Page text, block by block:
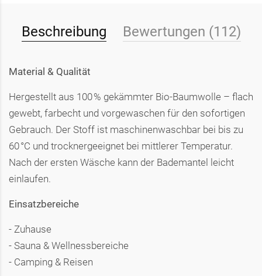
Beschreibung Bewertungen (112)
Material & Qualität
Hergestellt aus 100 % gekämmter Bio-Baumwolle – flach
gewebt, farbecht und vorgewaschen für den sofortigen
Gebrauch. Der Stoff ist maschinenwaschbar bei bis zu
60 °C und trocknergeeignet bei mittlerer Temperatur.
Nach der ersten Wäsche kann der Bademantel leicht
einlaufen.
Einsatzbereiche
- Zuhause
- Sauna & Wellnessbereiche
- Camping & Reisen